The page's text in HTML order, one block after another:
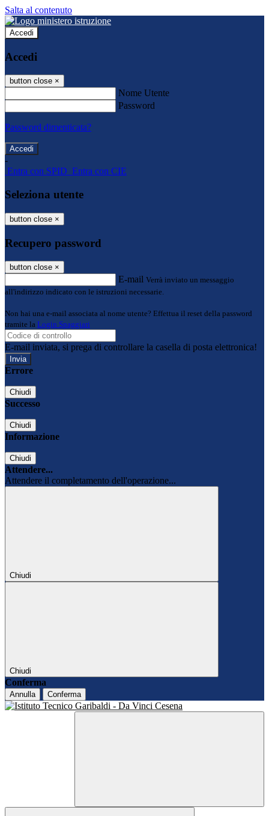
Salta al contenuto
Accedi
Accedi
button close ×
Nome Utente
Password
Password dimenticata?
-
Entra con SPID Entra con CIE
Seleziona utente
button close ×
Recupero password
button close ×
E-mail Verrà inviato un messaggio
all'indirizzo indicato con le istruzioni necessarie.
Non hai una e-mail associata al nome utente? Effettua il reset della password
tramite la Login Spaggiari
E-mail inviata, si prega di controllare la casella di posta elettronica!
Errore
Chiudi
Successo
Chiudi
Informazione
Chiudi
Attendere...
Attendere il completamento dell'operazione...
Chiudi
Chiudi
Conferma
Annulla Conferma